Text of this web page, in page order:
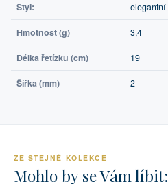
Styl: elegantní
Hmotnost (g) 3,4
Délka řetízku (cm) 19
Šířka (mm) 2
ZE STEJNÉ KOLEKCE
Mohlo by se Vám líbit: